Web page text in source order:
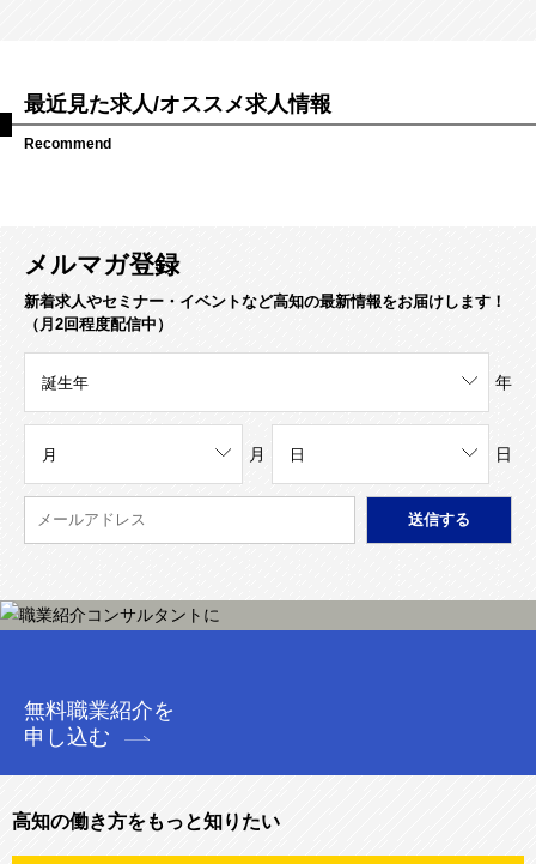
最近見た求人/オススメ求人情報
Recommend
メルマガ登録
新着求人やセミナー・イベントなど高知の最新情報をお届けします！
（月2回程度配信中）
年
月 日
無料職業紹介を
申し込む
高知の働き方をもっと知りたい